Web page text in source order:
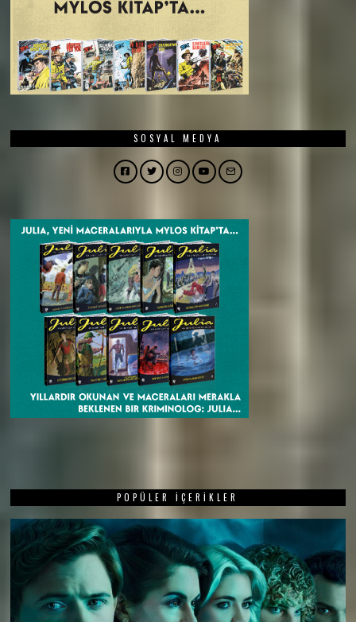
SOSYAL MEDYA
Facebook
TwitterInstagram
YouTubeEmail
POPÜLER İÇERIKLER